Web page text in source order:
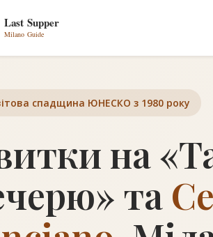
спадщина ЮНЕСКО з 1980 року
на
та